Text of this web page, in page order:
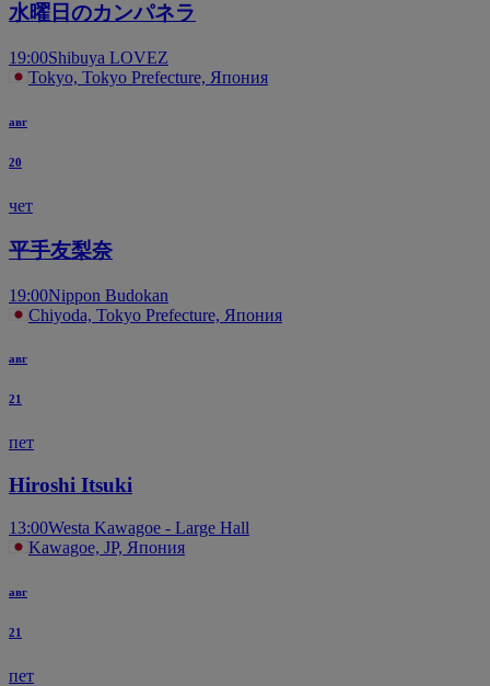
水曜日のカンパネラ
19:00Shibuya LOVEZ
Tokyo, Tokyo Prefecture, Япония
авг
20
чет
平手友梨奈
19:00Nippon Budokan
Chiyoda, Tokyo Prefecture, Япония
авг
21
пет
Hiroshi Itsuki
13:00Westa Kawagoe - Large Hall
Kawagoe, JP, Япония
авг
21
пет